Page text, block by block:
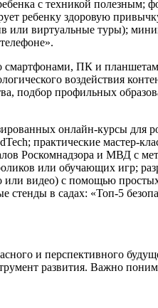
с техникой
ребенку здоровую
или виртуальные туры);
ПК и
воздействия
подбор профильных
онлайн-курсы для
практические мастер-
Роскомнадзора и МВД с
или обучающих игр;
или видео) с помощью
стенды в садах: «Топ-5
и перспективного
развития. Важно